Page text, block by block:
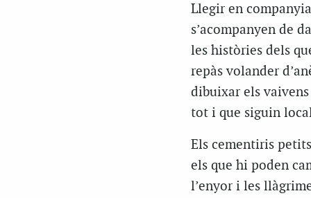
Llegir en
s’acompanyen de
les històries dels
repàs volander
dibuixar els
tot i que siguin
Els cementiris
els que hi poden
l’enyor i les